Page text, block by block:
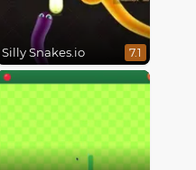
Silly Snakes.io 7.1